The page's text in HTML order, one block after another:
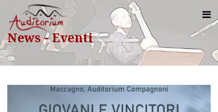
News - Eventi